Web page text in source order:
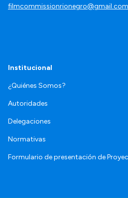
filmcommissionrionegro@gmail.com
Institucional
¿Quiénes Somos?
Autoridades
Delegaciones
Normativas
Formulario de presentación de